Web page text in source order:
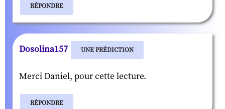
RÉPONDRE
Dosolina157 UNE PRÉDICTION
Merci Daniel, pour cette lecture.
RÉPONDRE